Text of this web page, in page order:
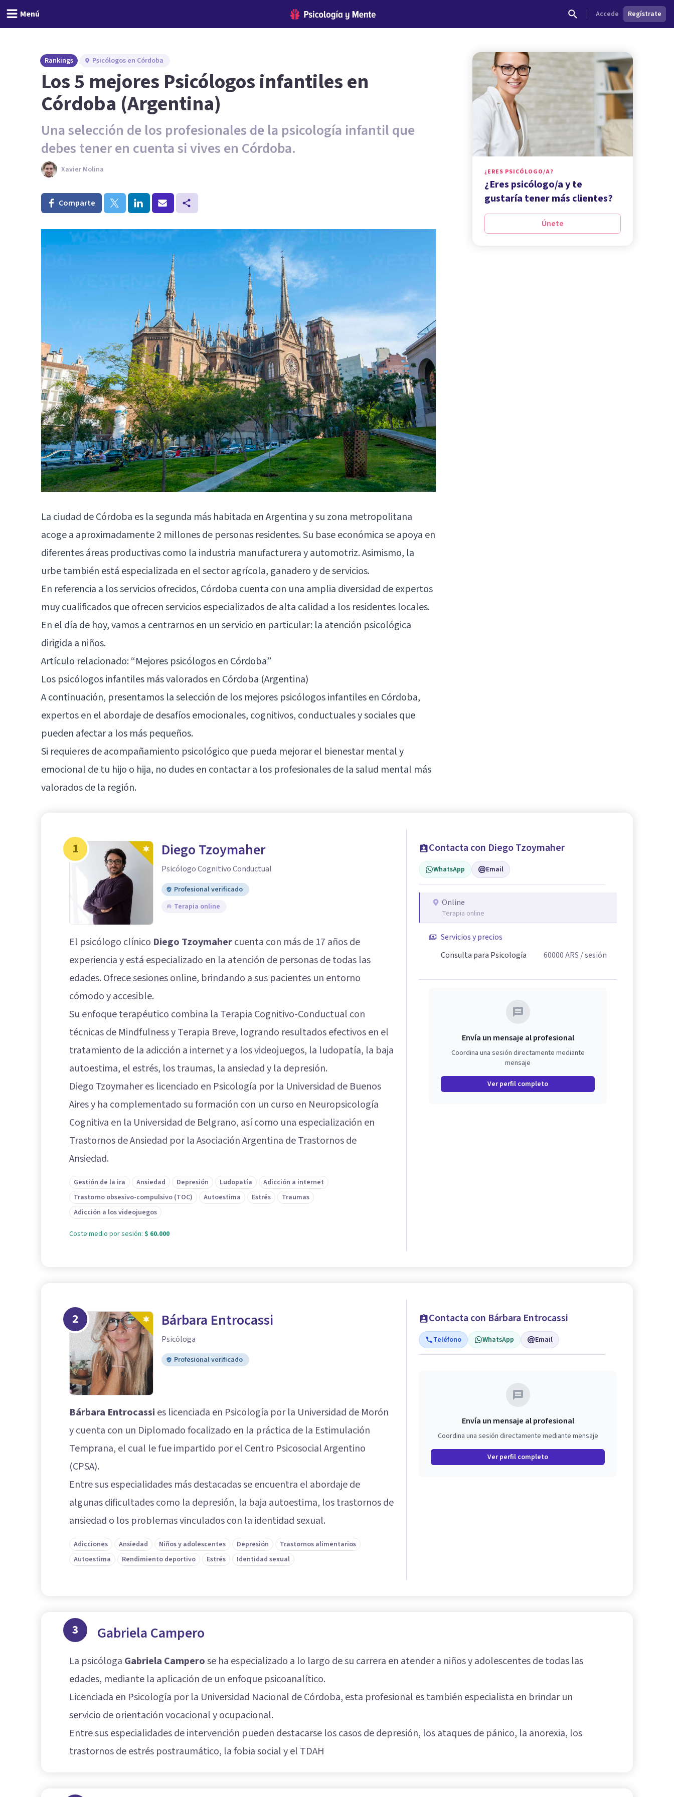
Menú Accede Regístrate
Rankings Psicólogos en Córdoba
Los 5 mejores Psicólogos infantiles en
Córdoba (Argentina)
Una selección de los profesionales de la psicología infantil que
debes tener en cuenta si vives en Córdoba.
Xavier Molina
Comparte
La ciudad de Córdoba es la segunda más habitada en Argentina y su zona metropolitana
acoge a aproximadamente 2 millones de personas residentes. Su base económica se apoya en
diferentes áreas productivas como la industria manufacturera y automotriz. Asimismo, la
urbe también está especializada en el sector agrícola, ganadero y de servicios.
En referencia a los servicios ofrecidos, Córdoba cuenta con una amplia diversidad de expertos
muy cualificados que ofrecen servicios especializados de alta calidad a los residentes locales.
En el día de hoy, vamos a centrarnos en un servicio en particular: la atención psicológica
dirigida a niños.
Artículo relacionado:“Mejores psicólogos en Córdoba”
Los psicólogos infantiles más valorados en Córdoba (Argentina)
A continuación, presentamos la selección de los mejores psicólogos infantiles en Córdoba,
expertos en el abordaje de desafíos emocionales, cognitivos, conductuales y sociales que
pueden afectar a los más pequeños.
Si requieres de acompañamiento psicológico que pueda mejorar el bienestar mental y
emocional de tu hijo o hija, no dudes en contactar a los profesionales de la salud mental más
valorados de la región.
¿ERES PSICÓLOGO/A?
¿Eres psicólogo/a y te
gustaría tener más clientes?
Únete
1 Diego Tzoymaher
Psicólogo Cognitivo Conductual
Profesional verificado
Terapia online
El psicólogo clínico Diego Tzoymahercuenta con más de 17 años de
experiencia y está especializado en la atención de personas de todas las
edades. Ofrece sesiones online, brindando a sus pacientes un entorno
cómodo y accesible.
Su enfoque terapéutico combina la Terapia Cognitivo-Conductual con
técnicas de Mindfulness y Terapia Breve, logrando resultados efectivos en el
tratamiento de la adicción a internet y a los videojuegos, la ludopatía, la baja
autoestima, el estrés, los traumas, la ansiedad y la depresión.
Diego Tzoymaher es licenciado en Psicología por la Universidad de Buenos
Aires y ha complementado su formación con un curso en Neuropsicología
Cognitiva en la Universidad de Belgrano, así como una especialización en
Trastornos de Ansiedad por la Asociación Argentina de Trastornos de
Ansiedad.
Gestión de la ira Ansiedad Depresión Ludopatía
Adicción a internet
Trastorno obsesivo-compulsivo (TOC)
Autoestima Estrés
Traumas
Adicción a los videojuegos
Coste medio por sesión: $ 60.000
Contacta con Diego Tzoymaher
WhatsApp Email
Online
Terapia online
Servicios y precios
Consulta para Psicología
60000ARS / sesión
Envía un mensaje al profesional
Coordina una sesión directamente mediante
mensaje
Ver perfil completo
2 Bárbara Entrocassi
Psicóloga
Profesional verificado
Bárbara Entrocassi es licenciada en Psicología por la Universidad de Morón
y cuenta con un Diplomado focalizado en la práctica de la Estimulación
Temprana, el cual le fue impartido por el Centro Psicosocial Argentino
(CPSA).
Entre sus especialidades más destacadas se encuentra el abordaje de
algunas dificultades como la depresión, la baja autoestima, los trastornos de
ansiedad o los problemas vinculados con la identidad sexual.
Adicciones Ansiedad Niños y adolescentes Depresión
Trastornos alimentarios
Autoestima
Rendimiento deportivo Estrés Identidad sexual
Contacta con Bárbara Entrocassi
Teléfono WhatsApp Email
Envía un mensaje al profesional
Coordina una sesión directamente mediante mensaje
Ver perfil completo
3 Gabriela Campero
La psicóloga Gabriela Camperose ha especializado a lo largo de su carrera en atender a niños y adolescentes de todas las
edades, mediante la aplicación de un enfoque psicoanalítico.
Licenciada en Psicología por la Universidad Nacional de Córdoba, esta profesional es también especialista en brindar un
servicio de orientación vocacional y ocupacional.
Entre sus especialidades de intervención pueden destacarse los casos de depresión, los ataques de pánico, la anorexia, los
trastornos de estrés postraumático, la fobia social y el TDAH